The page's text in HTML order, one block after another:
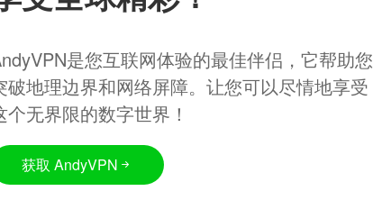
是您互联网体验的最佳伴侣，它帮助您
破地理边界和网络屏障。让您可以尽情地享受
个无界限的数字世界！
获取 AndyVPN